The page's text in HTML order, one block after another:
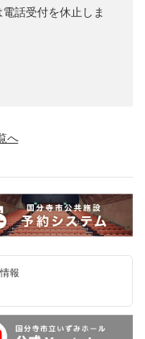
話受付を休止しま
へ
報